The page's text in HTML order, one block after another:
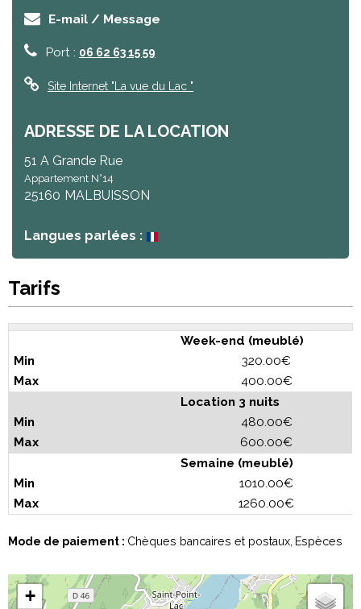
E-mail / Message
Port : 06 62 63 15 59
Site Internet "La vue du Lac "
ADRESSE DE LA LOCATION
51 A Grande Rue
Appartement N°14
25160 MALBUISSON
Langues parlées :
Tarifs
Week-end (meublé)
320.00€
400.00€
Location 3 nuits
480.00€
600.00€
Semaine (meublé)
1010.00€
1260.00€
Mode de paiement : Chèques bancaires et postaux Espèces
+